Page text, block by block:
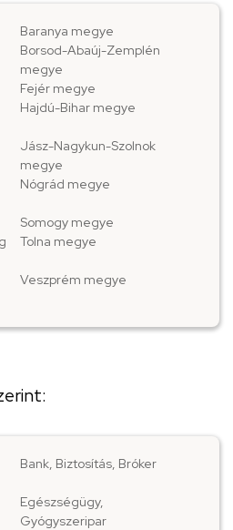
Baranya megye
Borsod-Abaúj-Zemplén
megye
Fejér megye
Hajdú-Bihar megye
Jász-Nagykun-Szolnok
megye
Nógrád megye
Somogy megye
Tolna megye
Veszprém megye
Bank, Biztosítás, Bróker
Egészségügy,
Gyógyszeripar